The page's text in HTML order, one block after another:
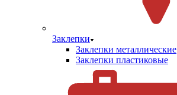
Заклепки
Заклепки металлические
Заклепки пластиковые